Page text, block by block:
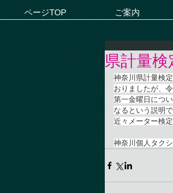
ページTOP ご案内
県計量
神奈川県計量検
おりましたが、
第一金曜日につ
なるという説明で
近々メーター検
神奈川個人タク